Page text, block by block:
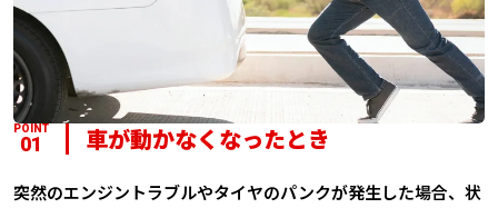
POINT
01 車が動かなくなったとき
突然のエンジントラブルやタイヤのパンクが発生した場合、状